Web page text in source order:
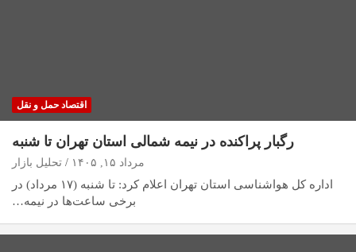
اقتصاد حمل و نقل
رگبار پراکنده در نیمه شمالی استان تهران تا شنبه
مرداد ۱۵, ۱۴۰۵ تحلیل بازار
اداره کل هواشناسی استان تهران اعلام کرد: تا شنبه (۱۷ مرداد) در
برخی ساعت‌ها در نیمه…